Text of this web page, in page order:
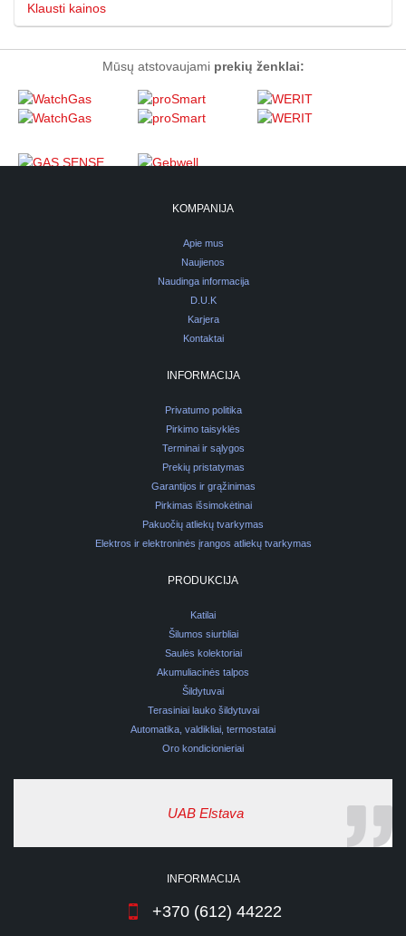
Klausti kainos
Mūsų atstovaujami prekių ženklai:
KOMPANIJA
Apie mus
Naujienos
Naudinga informacija
D.U.K
Karjera
Kontaktai
INFORMACIJA
Privatumo politika
Pirkimo taisyklės
Terminai ir sąlygos
Prekių pristatymas
Garantijos ir grąžinimas
Pirkimas išsimokėtinai
Pakuočių atliekų tvarkymas
Elektros ir elektroninės įrangos atliekų tvarkymas
PRODUKCIJA
Katilai
Šilumos siurbliai
Saulės kolektoriai
Akumuliacinės talpos
Šildytuvai
Terasiniai lauko šildytuvai
Automatika, valdikliai, termostatai
Oro kondicionieriai
UAB Elstava
INFORMACIJA
+370 (612) 44222